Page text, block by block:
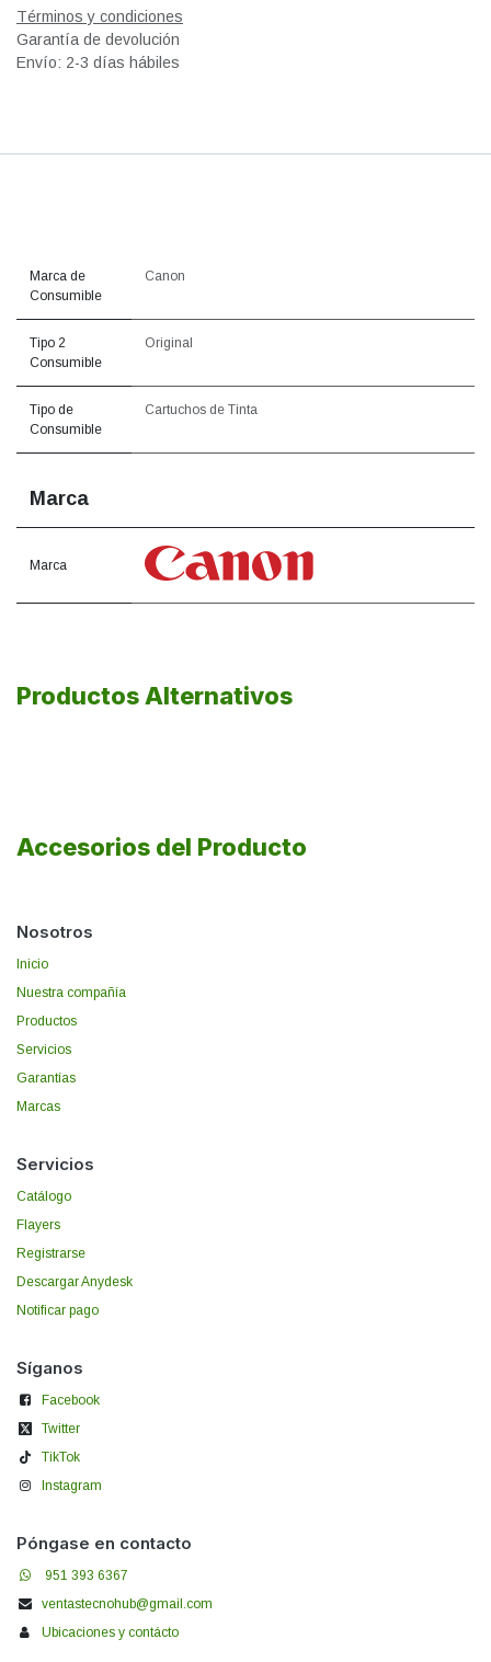
Términos y condiciones
Garantía de devolución
Envío: 2-3 días hábiles
Marca de
Consumible
Canon
Tipo 2
Consumible
Original
Tipo de
Consumible
Cartuchos de Tinta
Marca
Marca
Productos Alternativos
Accesorios del Producto
Nosotros
Inicio
Nuestra compañía
Productos
Servicios
Garantías
Marcas
Servicios
Catálogo
Flayers
Registrarse
Descargar Anydesk
Notificar pago
Síganos
Facebook
Twitter
TikTok
Instagram
Póngase en contacto
951 393 6367
ventastecnohub@gmail.com
Ubicaciones y contácto